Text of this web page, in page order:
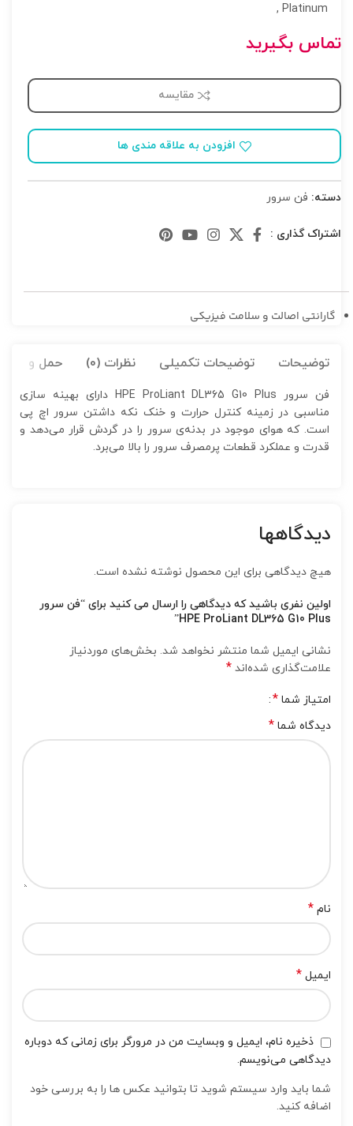
, Platinum
تماس بگیرید
مقایسه
افزودن به علاقه مندی ها
دسته: فن سرور
اشتراک گذاری :
گارانتی اصالت و سلامت فیزیکی
توضیحات توضیحات تکمیلی نظرات (0) حمل و نقل
فن سرور HPE ProLiant DL365 G10 Plus دارای بهینه سازی
مناسبی در زمینه کنترل حرارت و خنک نکه داشتن سرور اچ پی
است. که هوای موجود در بدنه‌ی سرور را در گردش قرار می‌دهد و
قدرت و عملکرد قطعات پرمصرف سرور را بالا می‌برد.
دیدگاهها
هیچ دیدگاهی برای این محصول نوشته نشده است.
اولین نفری باشید که دیدگاهی را ارسال می کنید برای “فن سرور
HPE ProLiant DL365 G10 Plus”
نشانی ایمیل شما منتشر نخواهد شد. بخش‌های موردنیاز
علامت‌گذاری شده‌اند *
امتیاز شما *
دیدگاه شما *
نام *
ایمیل *
ذخیره نام، ایمیل و وبسایت من در مرورگر برای زمانی که دوباره
دیدگاهی می‌نویسم.
شما باید وارد سیستم شوید تا بتوانید عکس ها را به بررسی خود
اضافه کنید.